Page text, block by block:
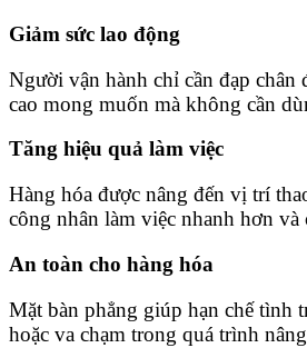
Giảm sức lao động
Người vận hành chỉ cần đạp chân
cao mong muốn mà không cần
Tăng hiệu quả làm việc
Hàng hóa được nâng đến vị trí
công nhân làm việc nhanh hơn và
An toàn cho hàng hóa
Mặt bàn phẳng giúp hạn chế tình
hoặc va chạm trong quá trình